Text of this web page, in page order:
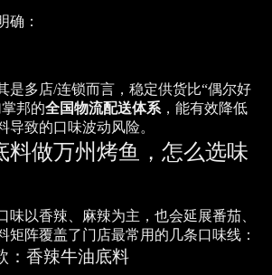
确：
是多店/连锁而言，稳定供货比“偶尔好
邦的全国物流配送体系 ，能有效降低
导致的口味波动风险。
料做万州烤鱼，怎么选味
味以香辣、麻辣为主，也会延展番茄、
矩阵覆盖了门店最常用的几条口味线：
：香辣牛油底料